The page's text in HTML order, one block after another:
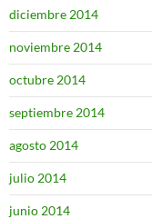
diciembre 2014
noviembre 2014
octubre 2014
septiembre 2014
agosto 2014
julio 2014
junio 2014